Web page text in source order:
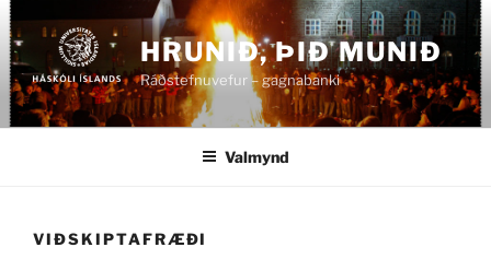
Fara
að
efni
HRUNIÐ, ÞIÐ MUNIÐ
Ráðstefnuvefur – gagnabanki
Valmynd
VIÐSKIPTAFRÆÐI